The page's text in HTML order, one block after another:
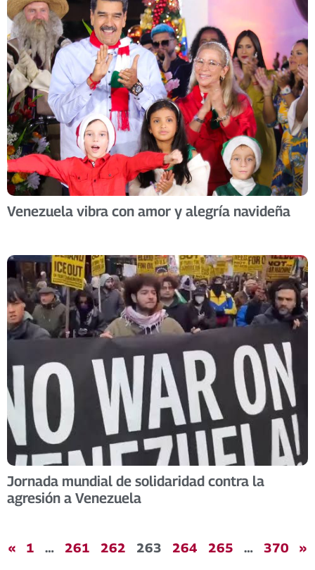
Venezuela vibra con amor y alegría navideña
Jornada mundial de solidaridad contra la
agresión a Venezuela
« 1 … 261 262 263 264 265 … 370 »